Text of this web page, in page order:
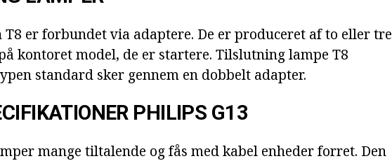
T8 er forbundet via adaptere. De er produceret af to eller tre
kontoret model, de er startere. Tilslutning lampe T8
standard sker gennem en dobbelt adapter.
PHILIPS G13
mange tiltalende og fås med kabel enheder forret. Den